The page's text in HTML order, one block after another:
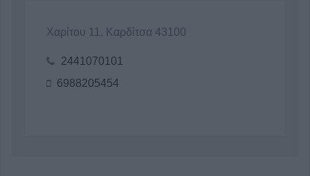
Χαρίτου 11, Καρδίτσα 43100
2441070101
6988205454